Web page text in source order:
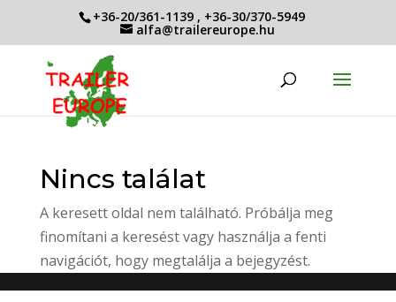
+36-20/361-1139 , +36-30/370-5949
alfa@trailereurope.hu
Nincs találat
A keresett oldal nem található. Próbálja meg
finomítani a keresést vagy használja a fenti
navigációt, hogy megtalálja a bejegyzést.